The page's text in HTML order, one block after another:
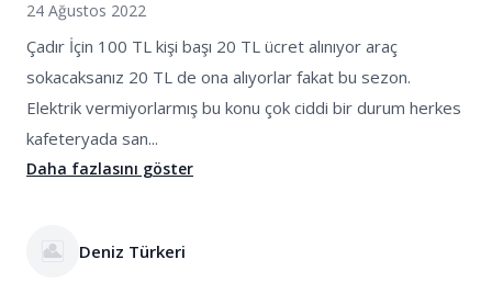
24 Ağustos 2022
Çadır İçin 100 TL kişi başı 20 TL ücret alınıyor araç
sokacaksanız 20 TL de ona alıyorlar fakat bu sezon.
Elektrik vermiyorlarmış bu konu çok ciddi bir durum herkes
kafeteryada san...
Daha fazlasını göster
Deniz Türkeri